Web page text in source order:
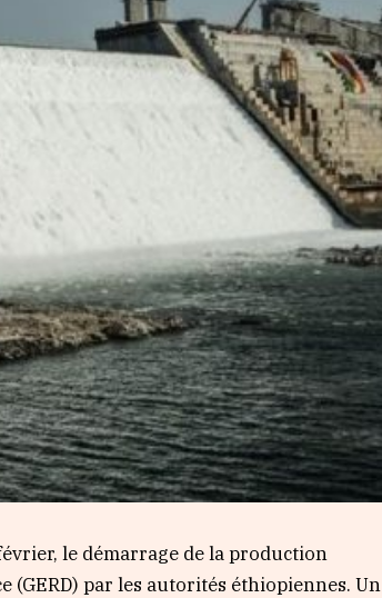
le démarrage de la production
(GERD) par les autorités éthiopiennes. Un